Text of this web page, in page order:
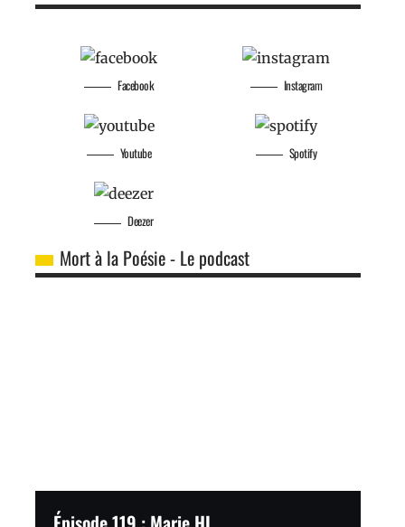
Facebook
Youtube
Instagram
Spotify
Deezer
Mort à la Poésie - Le podcast